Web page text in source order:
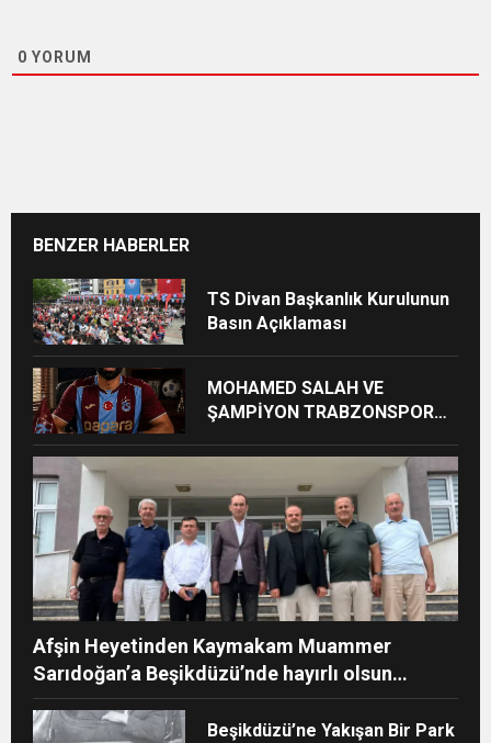
0 YORUM
BENZER HABERLER
TS Divan Başkanlık Kurulunun
Basın Açıklaması
MOHAMED SALAH VE
ŞAMPİYON TRABZONSPOR
Afşin Heyetinden Kaymakam Muammer
Sarıdoğan’a Beşikdüzü’nde hayırlı olsun
ziyareti
Beşikdüzü’ne Yakışan Bir Park